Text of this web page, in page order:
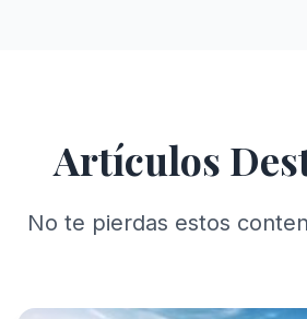
Artículos
No te pierdas estos